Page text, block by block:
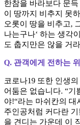
한참을 바라보다 문
이 땅까지 비추지 못
오롯이 땅을 비추고,
나는구나‘ 하는 생각
도 춥지만은 않을 거
Q. 관객에게 전하는
코로나19 또한 인생
어둠은 없습니다. “기
야!“라는 마쉬칸의 대
주인공처럼 커다란
을 견디는 가운데 이